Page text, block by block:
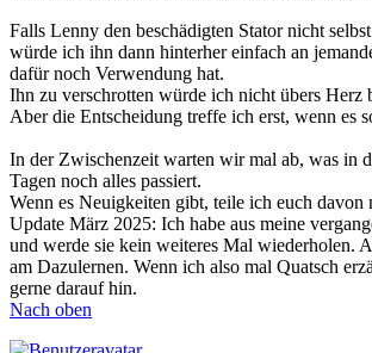
Falls Lenny den beschädigten Stator nicht
würde ich ihn dann hinterher einfach an
dafür noch Verwendung hat.
Ihn zu verschrotten würde ich nicht übers Herz
Aber die Entscheidung treffe ich erst, wenn es
In der Zwischenzeit warten wir mal ab, was in
Tagen noch alles passiert.
Wenn es Neuigkeiten gibt, teile ich euch davon
Update März 2025: Ich habe aus meine
und werde sie kein weiteres Mal wiederholen.
am Dazulernen. Wenn ich also mal Quatsch
gerne darauf hin.
Nach oben